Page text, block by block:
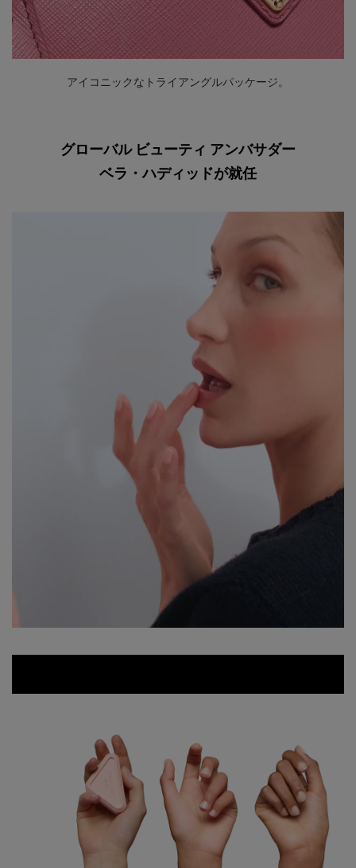
アイコニックなトライアングルパッケージ。
グローバル ビューティ アンバサダー
ベラ・ハディッドが就任